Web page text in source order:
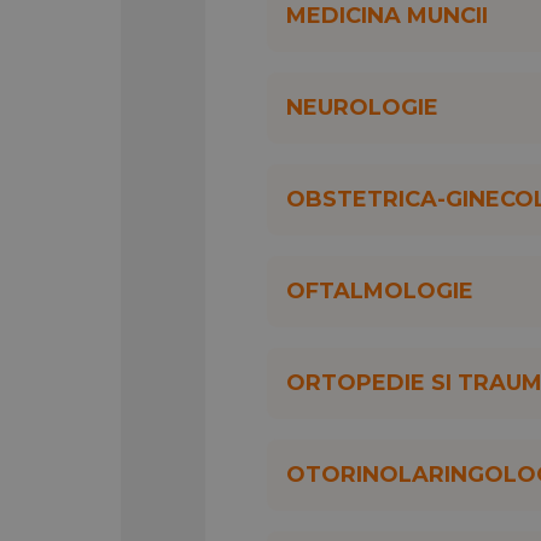
MEDICINA MUNCII
NEUROLOGIE
OBSTETRICA-
OFTALMOLOGIE
ORTOPEDIE SI